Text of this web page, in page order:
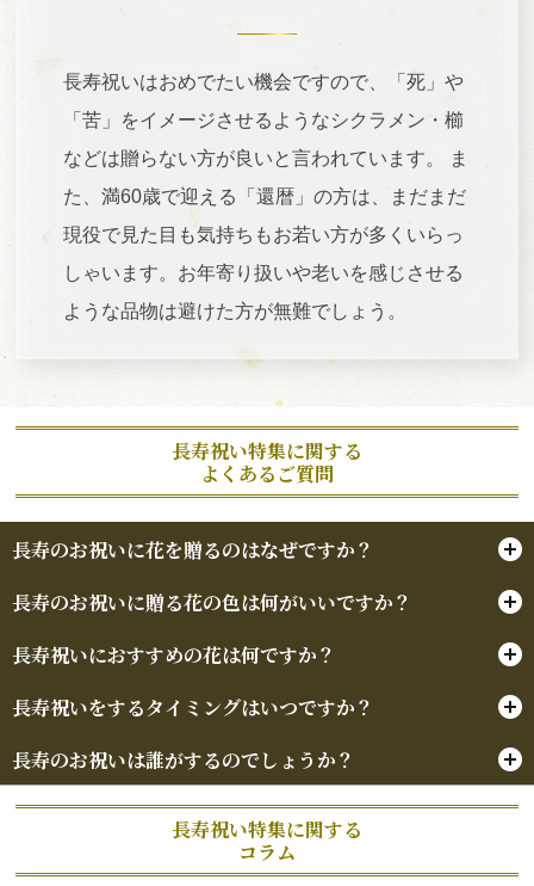
長寿祝いはおめでたい機会ですので、「死」や
「苦」をイメージさせるようなシクラメン・櫛
などは贈らない方が良いと言われています。 ま
た、満60歳で迎える「還暦」の方は、まだまだ
現役で見た目も気持ちもお若い方が多くいらっ
しゃいます。お年寄り扱いや老いを感じさせる
ような品物は避けた方が無難でしょう。
長寿祝い特集に関する
よくあるご質問
長寿のお祝いに花を贈るのはなぜですか？
長寿のお祝いに贈る花の色は何がいいですか？
長寿祝いにおすすめの花は何ですか？
長寿祝いをするタイミングはいつですか？
長寿のお祝いは誰がするのでしょうか？
長寿祝い特集に関する
コラム